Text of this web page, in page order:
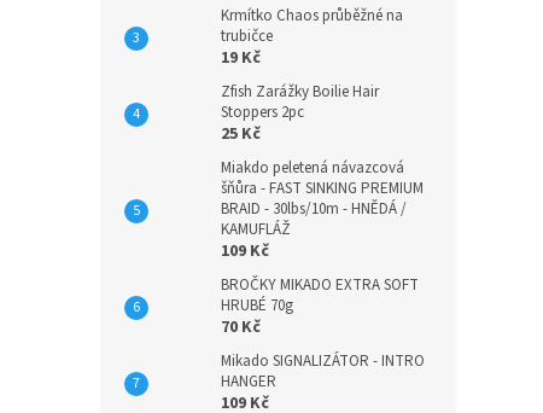
Krmítko Chaos průběžné na
trubičce
19 Kč
Zfish Zarážky Boilie Hair
Stoppers 2pc
25 Kč
Miakdo peletená návazcová
šňůra - FAST SINKING PREMIUM
BRAID - 30lbs/10m - HNĚDÁ /
KAMUFLÁŽ
109 Kč
BROČKY MIKADO EXTRA SOFT
HRUBÉ 70g
70 Kč
Mikado SIGNALIZÁTOR - INTRO
HANGER
109 Kč